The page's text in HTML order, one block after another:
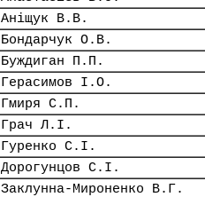
Аніщук В.В.
Бондарчук О.В.
Буждиган П.П.
Герасимов І.О.
Гмиря С.П.
Грач Л.І.
Гуренко С.І.
Дорогунцов С.І.
Заклунна-Мироненко В.Г.